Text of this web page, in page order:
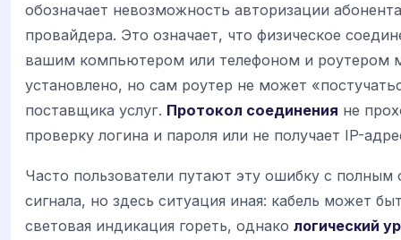
обозначает невозможность авторизации
провайдера. Это означает, что физическое
вашим компьютером или телефоном и роутером
установлено, но сам роутер не может
поставщика услуг. Протокол соединения не
проверку логина и пароля или не получает IP-
Часто пользователи путают эту ошибку с полным
сигнала, но здесь ситуация иная: кабель может
световая индикация гореть, однако логический